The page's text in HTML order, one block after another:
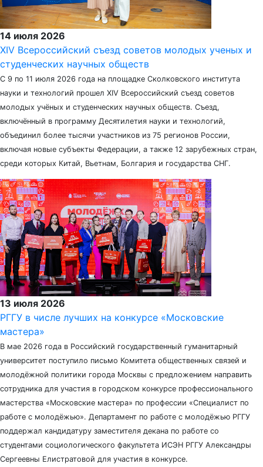
14 июля 2026
XIV Всероссийский съезд советов молодых ученых и
студенческих научных обществ
С 9 по 11 июля 2026 года на площадке Сколковского института
науки и технологий прошел XIV Всероссийский съезд советов
молодых учёных и студенческих научных обществ. Съезд,
включённый в программу Десятилетия науки и технологий,
объединил более тысячи участников из 75 регионов России,
включая новые субъекты Федерации, а также 12 зарубежных стран,
среди которых Китай, Вьетнам, Болгария и государства СНГ.
13 июля 2026
РГГУ в числе лучших на конкурсе «Московские
мастера»
В мае 2026 года в Российский государственный гуманитарный
университет поступило письмо Комитета общественных связей и
молодёжной политики города Москвы с предложением направить
сотрудника для участия в городском конкурсе профессионального
мастерства «Московские мастера» по профессии «Специалист по
работе с молодёжью». Департамент по работе с молодёжью РГГУ
поддержал кандидатуру заместителя декана по работе со
студентами социологического факультета ИСЭН РГГУ Александры
Сергеевны Елистратовой для участия в конкурсе.